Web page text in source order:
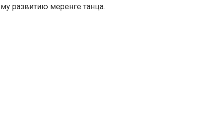
развитию меренге танца.